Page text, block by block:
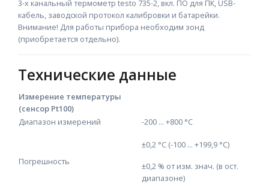
3-х канальный термометр testo 735-2, вкл. ПО для ПК, USB-
кабель, заводской протокол калибровки и батарейки.
Внимание! Для работы прибора необходим зонд
(приобретается отдельно).
Технические данные
Измерение температуры
(сенсор Pt100)
Диапазон измерений
-200 ... +800 °C
Погрешность
±0,2 °C (-100 ... +199,9 °C)
±0,2 % от изм. знач. (в ост.
диапазоне)